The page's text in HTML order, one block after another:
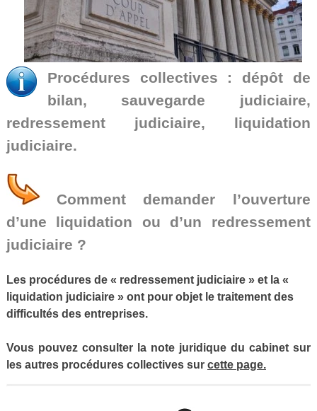
Procédures collectives : dépôt de
bilan, sauvegarde judiciaire,
redressement judiciaire, liquidation
judiciaire.
Comment demander l’ouverture
d’une liquidation ou d’un redressement
judiciaire ?
Les procédures de « redressement judiciaire » et la «
liquidation judiciaire » ont pour objet le traitement des
difficultés des entreprises.
Vous pouvez consulter la note juridique du cabinet sur
les autres procédures collectives sur cette page.